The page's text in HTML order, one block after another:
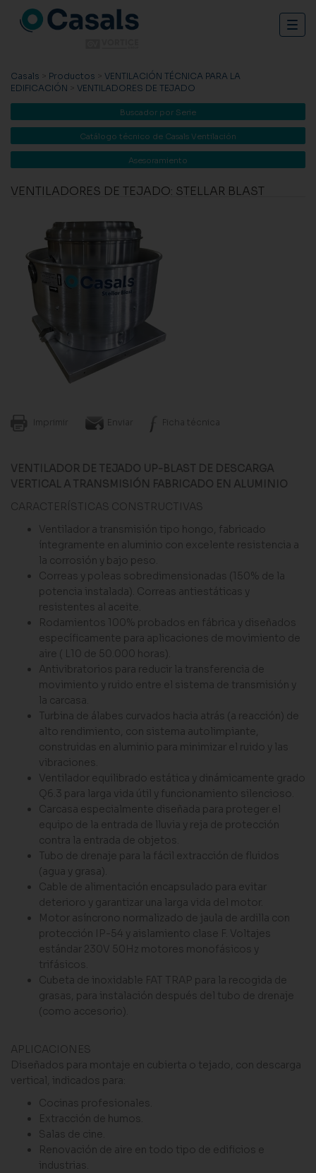
Casals > Productos > VENTILACIÓN TÉCNICA PARA LA
EDIFICACIÓN > VENTILADORES DE TEJADO
Buscador por Serie
Catálogo técnico de Casals Ventilación
Asesoramiento
VENTILADORES DE TEJADO: STELLAR BLAST
Imprimir Enviar Ficha técnica
VENTILADOR DE TEJADO UP-BLAST DE DESCARGA
VERTICAL A TRANSMISIÓN FABRICADO EN ALUMINIO
CARACTERÍSTICAS CONSTRUCTIVAS
Ventilador a transmisión tipo hongo, fabricado
íntegramente en aluminio con excelente resistencia a
la corrosión y bajo peso.
Correas y poleas sobredimensionadas (150% de la
potencia instalada). Correas antiestáticas y
resistentes al aceite.
Rodamientos 100% probados en fábrica y diseñados
específicamente para aplicaciones de movimiento de
aire ( L10 de 50.000 horas).
Antivibratorios para reducir la transferencia de
movimiento y ruido entre el sistema de transmisión y
la carcasa.
Turbina de álabes curvados hacia atrás (a reacción) de
alto rendimiento, con sistema autolimpiante,
construidas en aluminio para minimizar el ruido y las
vibraciones.
Ventilador equilibrado estática y dinámicamente grado
Q6.3 para larga vida útil y funcionamiento silencioso.
Carcasa especialmente diseñada para proteger el
equipo de la entrada de lluvia y reja de protección
contra la entrada de objetos.
Tubo de drenaje para la fácil extracción de fluidos
(agua y grasa).
Cable de alimentación encapsulado para evitar
deterioro y garantizar una larga vida del motor.
Motor asíncrono normalizado de jaula de ardilla con
protección IP-54 y aislamiento clase F. Voltajes
estándar 230V 50Hz motores monofásicos y
trifásicos.
Cubeta de inoxidable FAT TRAP para la recogida de
grasas, para instalación después del tubo de drenaje
(como accesorio).
APLICACIONES
Diseñados para montaje en cubierta o tejado, con descarga
vertical, indicados para:
Cocinas profesionales.
Extracción de humos.
Salas de cine.
Renovación de aire en todo tipo de edificios e
industrias.